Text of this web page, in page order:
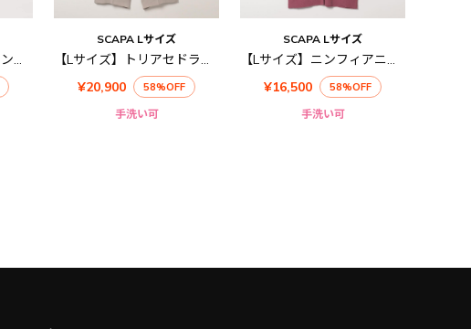
【Lサイズ】プレーティングボーダーニット
SCAPA Lサイズ
【Lサイズ】トリアセドライツイルパンツ
¥20,900
58%OFF
手洗い可
SCAPA Lサイズ
【Lサイズ】ニンフィアニットロングカーディガン
¥16,500
58%OFF
手洗い可